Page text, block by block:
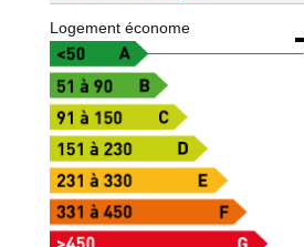
Logement économe